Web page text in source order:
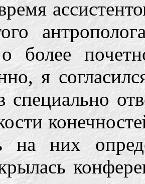
более
я
специально
на них